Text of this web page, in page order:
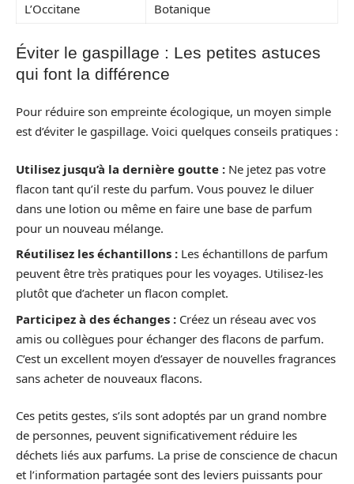
L’Occitane
Botanique
Éviter le gaspillage : Les petites astuces
qui font la différence
Pour réduire son empreinte écologique, un moyen simple
est d’éviter le gaspillage. Voici quelques conseils pratiques :
Utilisez jusqu’à la dernière goutte : Ne jetez pas votre
flacon tant qu’il reste du parfum. Vous pouvez le diluer
dans une lotion ou même en faire une base de parfum
pour un nouveau mélange.
Réutilisez les échantillons : Les échantillons de parfum
peuvent être très pratiques pour les voyages. Utilisez-les
plutôt que d’acheter un flacon complet.
Participez à des échanges : Créez un réseau avec vos
amis ou collègues pour échanger des flacons de parfum.
C’est un excellent moyen d’essayer de nouvelles fragrances
sans acheter de nouveaux flacons.
Ces petits gestes, s’ils sont adoptés par un grand nombre
de personnes, peuvent significativement réduire les
déchets liés aux parfums. La prise de conscience de chacun
et l’information partagée sont des leviers puissants pour